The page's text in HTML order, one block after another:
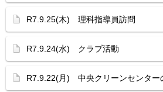
R7.9.25(木) 理科指導員訪問
R7.9.24(水) クラブ活動
R7.9.22(月) 中央クリーンセンター